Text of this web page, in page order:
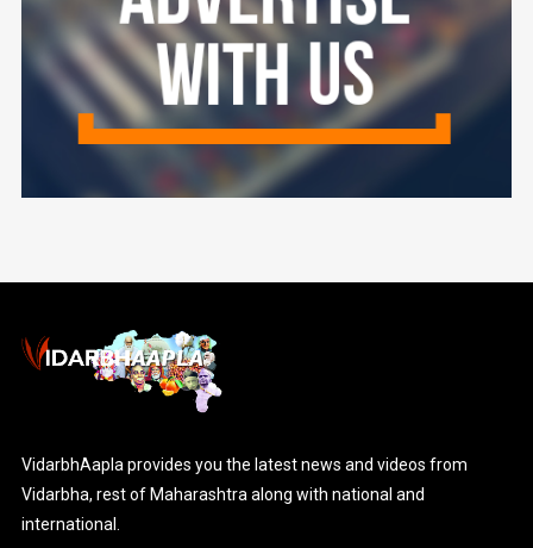
VidarbhAapla provides you the latest news and videos from
Vidarbha, rest of Maharashtra along with national and
international.